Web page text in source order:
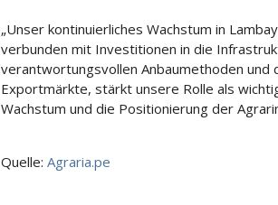
„Unser kontinuierliches Wachstum in
verbunden mit Investitionen in die
verantwortungsvollen Anbaumethoden und
Exportmärkte, stärkt unsere Rolle als
Wachstum und die Positionierung der
Quelle: Agraria.pe